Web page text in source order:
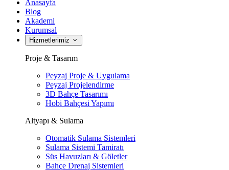
Anasayfa
Blog
Akademi
Kurumsal
Hizmetlerimiz
Proje & Tasarım
Peyzaj Proje & Uygulama
Peyzaj Projelendirme
3D Bahçe Tasarımı
Hobi Bahçesi Yapımı
Altyapı & Sulama
Otomatik Sulama Sistemleri
Sulama Sistemi Tamiratı
Süs Havuzları & Göletler
Bahçe Drenaj Sistemleri